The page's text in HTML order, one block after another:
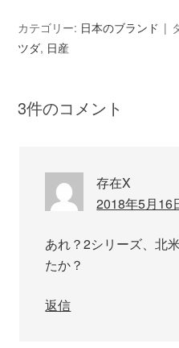
カテゴリー: 日本のブランド
ツダ, 日産
3件のコメント
存在X
2018年5月16
あれ？2シリーズ、北
たか？
返信